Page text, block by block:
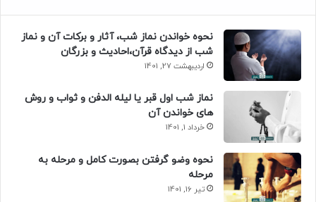
نحوه خواندن نماز شب، آثار و برکات آن و نماز
شب از دیدگاه قرآن،احادیث و بزرگان
اردیبهشت 27, 1401
نماز شب اول قبر یا لیله الدفن و ثواب و روش
های خواندن آن
خرداد 1, 1401
نحوه وضو گرفتن بصورت کامل و مرحله به
مرحله
تیر 16, 1401